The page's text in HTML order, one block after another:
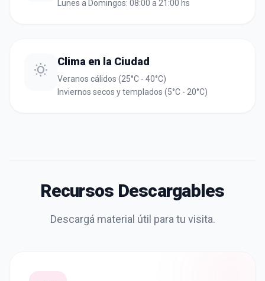
Lunes a Domingos: 08:00 a 21:00 hs
wb_sunny
Clima en la Ciudad
Veranos cálidos (25°C - 40°C)
Inviernos secos y templados (5°C - 20°C)
Recursos Descargables
Descargá material útil para tu visita.